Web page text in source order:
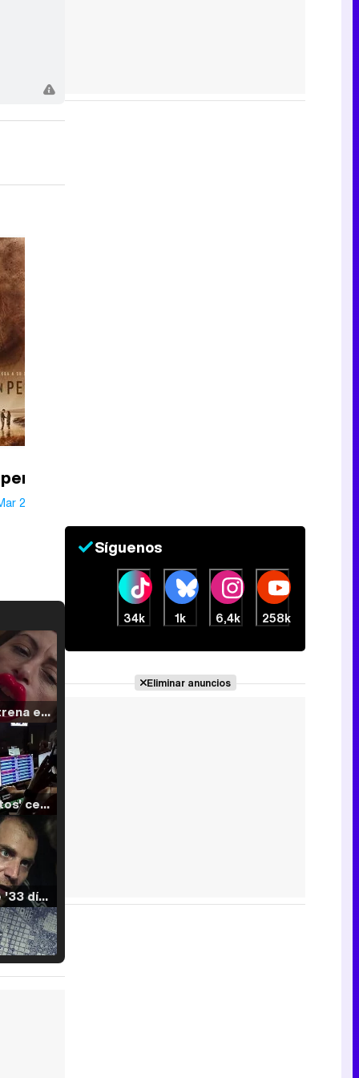
2020
Filmin estrena el tráiler de 'Millennial Mal', su nueva comedia universitaria de la mano de Lorena Iglesias
'120 Minutos' celebra sus 2.000 programas en Telemadrid con un vídeo del día a día en la redacción
Tráiler de '33 días', la nueva serie de Atresplayer con Julián Villagrán y José Manuel Poga
Síguenos
34k 1k 6,4k 258k
Eliminar anuncios